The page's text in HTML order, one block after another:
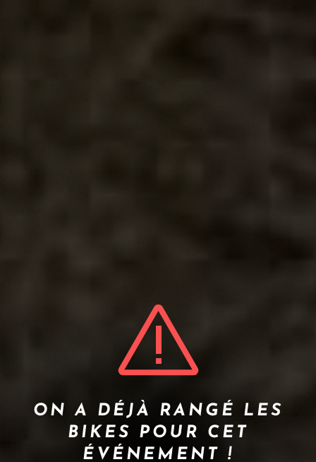
ON A DÉJÀ RANGÉ LES
BIKES POUR CET
ÉVÉNEMENT !